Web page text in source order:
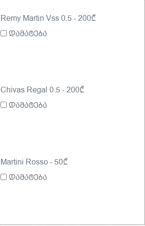
Remy Martin Vss 0.5 - 200₾
დამატება
Chivas Regal 0.5 - 200₾
დამატება
Martini Rosso - 50₾
დამატება